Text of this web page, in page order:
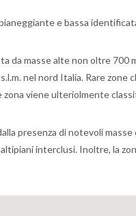
e bassa
da masse alte non oltre
nel nord Italia. Rare
viene ulteriolmente
presenza di notevoli
interclusi. Inoltre, la